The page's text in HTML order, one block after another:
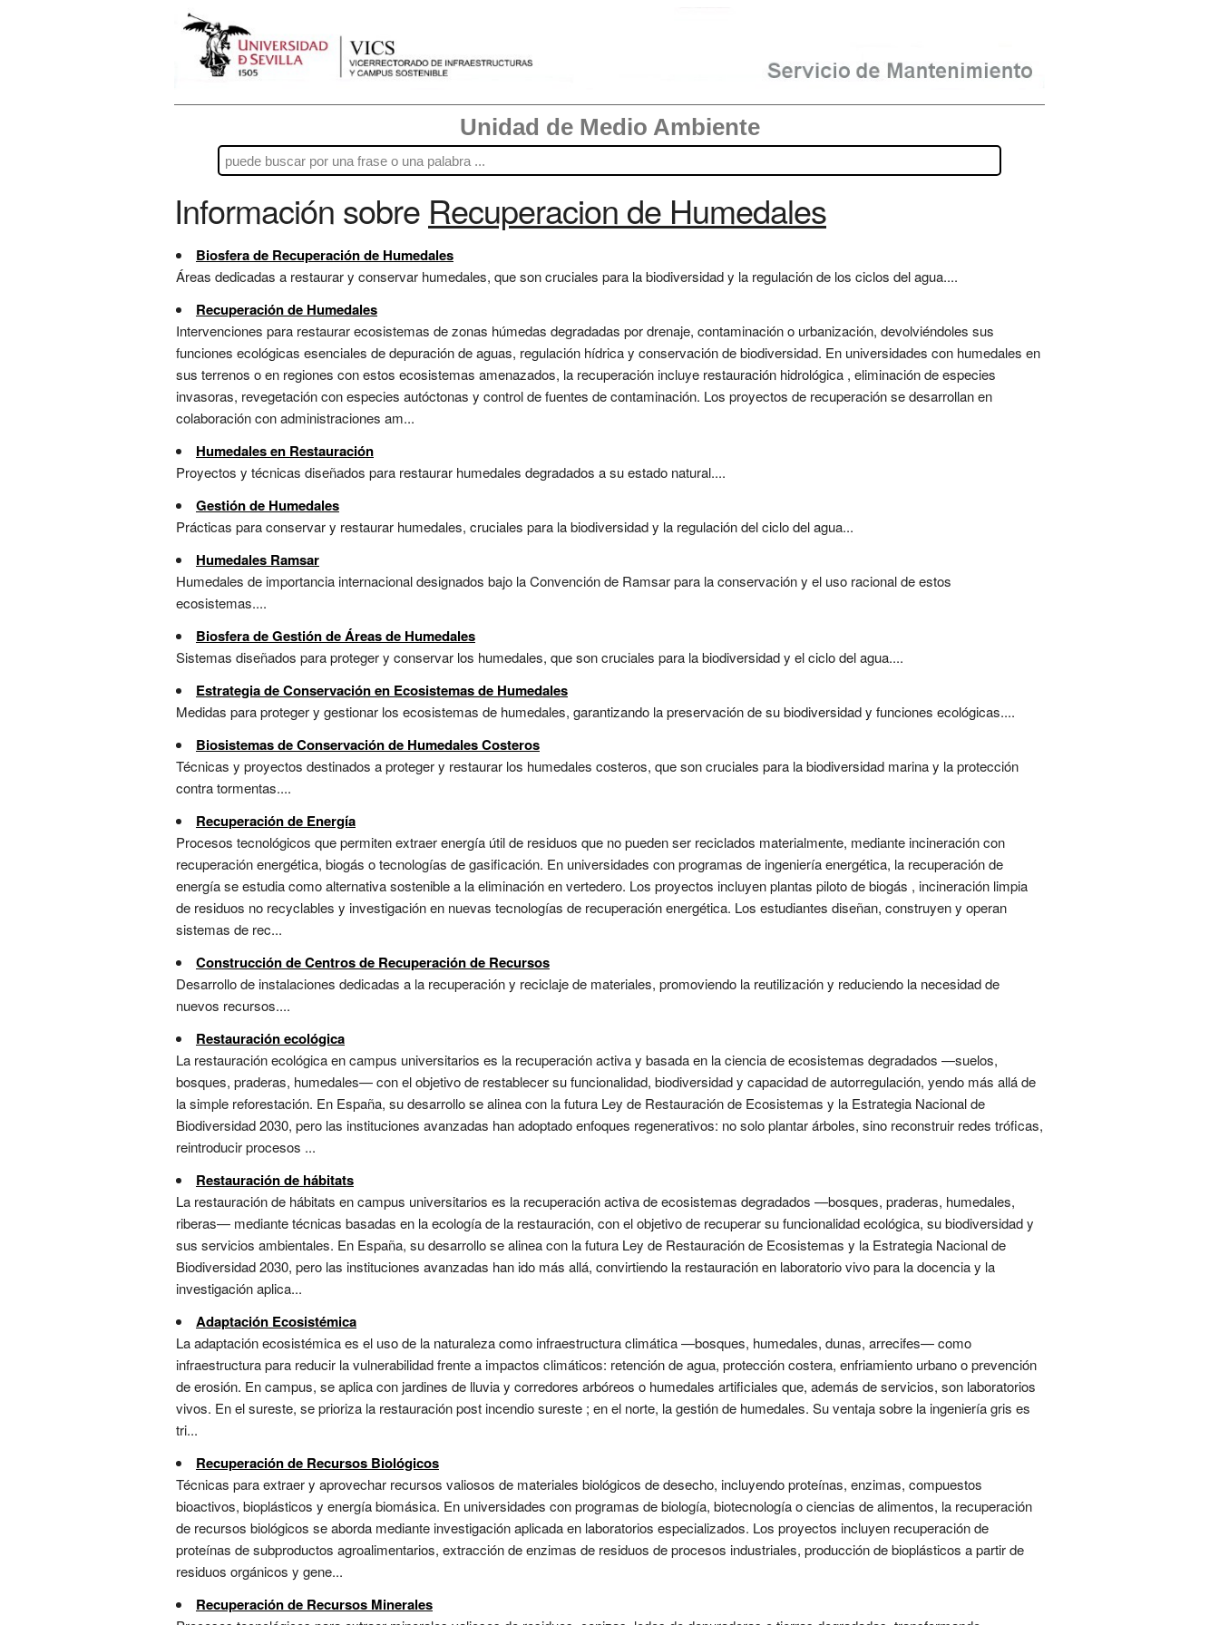
Unidad de Medio Ambiente
Información sobre Recuperacion de Humedales
Biosfera de Recuperación de Humedales
Áreas dedicadas a restaurar y conservar humedales, que son cruciales para la biodiversidad y la regulación de los ciclos del agua....
Recuperación de Humedales
Intervenciones para restaurar ecosistemas de zonas húmedas degradadas por drenaje, contaminación o urbanización, devolviéndoles sus
funciones ecológicas esenciales de depuración de aguas, regulación hídrica y conservación de biodiversidad. En universidades con humedales en
sus terrenos o en regiones con estos ecosistemas amenazados, la recuperación incluye restauración hidrológica , eliminación de especies
invasoras, revegetación con especies autóctonas y control de fuentes de contaminación. Los proyectos de recuperación se desarrollan en
colaboración con administraciones am...
Humedales en Restauración
Proyectos y técnicas diseñados para restaurar humedales degradados a su estado natural....
Gestión de Humedales
Prácticas para conservar y restaurar humedales, cruciales para la biodiversidad y la regulación del ciclo del agua...
Humedales Ramsar
Humedales de importancia internacional designados bajo la Convención de Ramsar para la conservación y el uso racional de estos
ecosistemas....
Biosfera de Gestión de Áreas de Humedales
Sistemas diseñados para proteger y conservar los humedales, que son cruciales para la biodiversidad y el ciclo del agua....
Estrategia de Conservación en Ecosistemas de Humedales
Medidas para proteger y gestionar los ecosistemas de humedales, garantizando la preservación de su biodiversidad y funciones ecológicas....
Biosistemas de Conservación de Humedales Costeros
Técnicas y proyectos destinados a proteger y restaurar los humedales costeros, que son cruciales para la biodiversidad marina y la protección
contra tormentas....
Recuperación de Energía
Procesos tecnológicos que permiten extraer energía útil de residuos que no pueden ser reciclados materialmente, mediante incineración con
recuperación energética, biogás o tecnologías de gasificación. En universidades con programas de ingeniería energética, la recuperación de
energía se estudia como alternativa sostenible a la eliminación en vertedero. Los proyectos incluyen plantas piloto de biogás , incineración limpia
de residuos no recyclables y investigación en nuevas tecnologías de recuperación energética. Los estudiantes diseñan, construyen y operan
sistemas de rec...
Construcción de Centros de Recuperación de Recursos
Desarrollo de instalaciones dedicadas a la recuperación y reciclaje de materiales, promoviendo la reutilización y reduciendo la necesidad de
nuevos recursos....
Restauración ecológica
La restauración ecológica en campus universitarios es la recuperación activa y basada en la ciencia de ecosistemas degradados —suelos,
bosques, praderas, humedales— con el objetivo de restablecer su funcionalidad, biodiversidad y capacidad de autorregulación, yendo más allá de
la simple reforestación. En España, su desarrollo se alinea con la futura Ley de Restauración de Ecosistemas y la Estrategia Nacional de
Biodiversidad 2030, pero las instituciones avanzadas han adoptado enfoques regenerativos: no solo plantar árboles, sino reconstruir redes tróficas,
reintroducir procesos ...
Restauración de hábitats
La restauración de hábitats en campus universitarios es la recuperación activa de ecosistemas degradados —bosques, praderas, humedales,
riberas— mediante técnicas basadas en la ecología de la restauración, con el objetivo de recuperar su funcionalidad ecológica, su biodiversidad y
sus servicios ambientales. En España, su desarrollo se alinea con la futura Ley de Restauración de Ecosistemas y la Estrategia Nacional de
Biodiversidad 2030, pero las instituciones avanzadas han ido más allá, convirtiendo la restauración en laboratorio vivo para la docencia y la
investigación aplica...
Adaptación Ecosistémica
La adaptación ecosistémica es el uso de la naturaleza como infraestructura climática —bosques, humedales, dunas, arrecifes— como
infraestructura para reducir la vulnerabilidad frente a impactos climáticos: retención de agua, protección costera, enfriamiento urbano o prevención
de erosión. En campus, se aplica con jardines de lluvia y corredores arbóreos o humedales artificiales que, además de servicios, son laboratorios
vivos. En el sureste, se prioriza la restauración post incendio sureste ; en el norte, la gestión de humedales. Su ventaja sobre la ingeniería gris es
tri...
Recuperación de Recursos Biológicos
Técnicas para extraer y aprovechar recursos valiosos de materiales biológicos de desecho, incluyendo proteínas, enzimas, compuestos
bioactivos, bioplásticos y energía biomásica. En universidades con programas de biología, biotecnología o ciencias de alimentos, la recuperación
de recursos biológicos se aborda mediante investigación aplicada en laboratorios especializados. Los proyectos incluyen recuperación de
proteínas de subproductos agroalimentarios, extracción de enzimas de residuos de procesos industriales, producción de bioplásticos a partir de
residuos orgánicos y gene...
Recuperación de Recursos Minerales